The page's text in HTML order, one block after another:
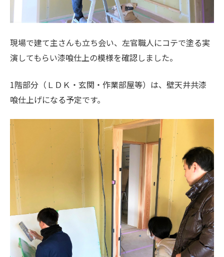
現場で建て主さんも立ち会い、左官職人にコテで塗る実
演してもらい漆喰仕上の模様を確認しました。
1階部分（ＬＤＫ・玄関・作業部屋等）は、壁天井共漆
喰仕上げになる予定です。